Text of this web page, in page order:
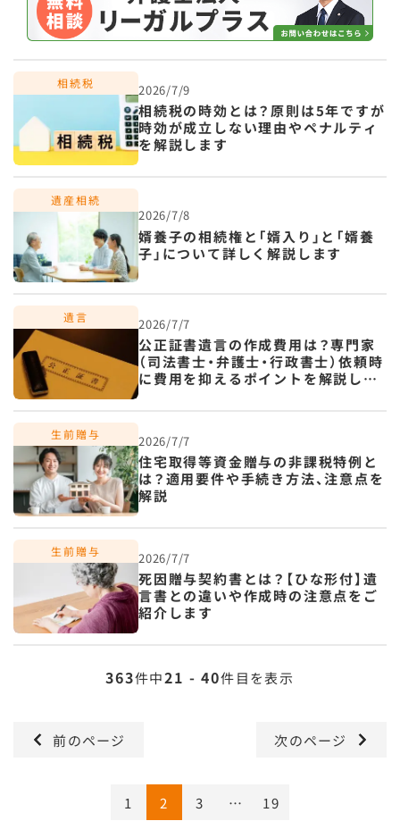
2026/7/9
相続税の時効とは？原則は5年ですが
時効が成立しない理由やペナルティ
を解説します
2026/7/8
婿養子の相続権と「婿入り」と「婿養
子」について詳しく解説します
2026/7/7
公正証書遺言の作成費用は？専門家
（司法書士・弁護士・行政書士）依頼時
に費用を抑えるポイントを解説しま
2026/7/7
住宅取得等資金贈与の非課税特例と
は？適用要件や手続き方法、注意点を
解説
2026/7/7
死因贈与契約書とは？【ひな形付】遺
言書との違いや作成時の注意点をご
紹介します
363件中21 - 40件目を表示
前のページ
1 2 3 … 19
次のページ